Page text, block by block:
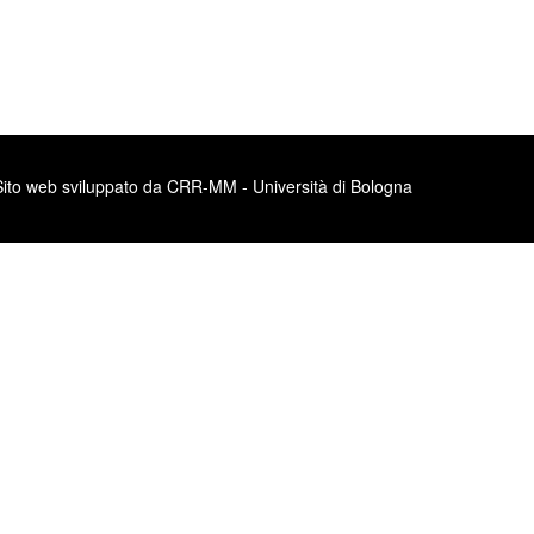
web sviluppato da CRR-MM - Università di Bologna